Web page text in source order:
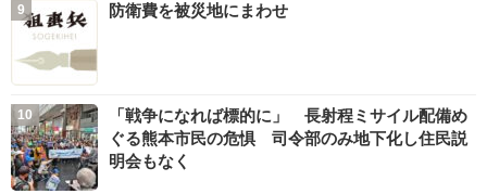
防衛費を被災地にまわせ
「戦争になれば標的に」 長射程ミサイル配備め
ぐる熊本市民の危惧 司令部のみ地下化し住民説
明会もなく